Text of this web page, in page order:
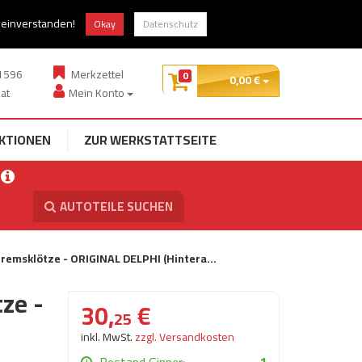
Okay Datenschutz
Guter Preis, gute Qualität
Merkzettel
Mein Konto
0 0,00€
ZUR WERKSTATTSEITE
AUTOTEILE SUCHEN
- ORIGINAL DELPHI (Hintera…
- 30,25 €
inkl. MwSt.zzgl. Versandkosten